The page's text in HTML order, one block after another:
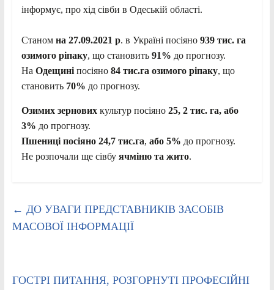
інформує, про хід сівби в Одеській області.
Станом на 27.09.2021 р. в Україні посіяно 939 тис. га
озимого ріпаку, що становить 91% до прогнозу.
На Одещиніпосіяно 84 тис.га озимого ріпаку, що
становить 70% до прогнозу.
Озимих зерновихкультур посіяно 25, 2 тис. га, або
3% до прогнозу.
Пшениці посіяно 24,7 тис.га, або 5% до прогнозу.
Не розпочали ще сівбуячміню та жито.
← ДО УВАГИ ПРЕДСТАВНИКІВ ЗАСОБІВ
МАСОВОЇ ІНФОРМАЦІЇ
ГОСТРІ ПИТАННЯ, РОЗГОРНУТІ ПРОФЕСІЙНІ